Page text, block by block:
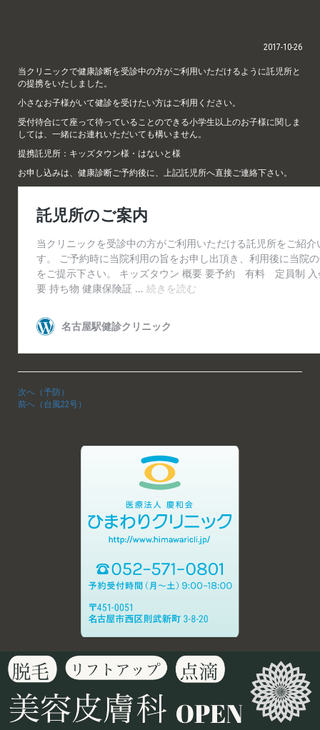
2017-10-26
当クリニックで健康診断を受診中の方がご利用いただけるように託児所と
の提携をいたしました。
小さなお子様がいて健診を受けたい方はご利用ください。
受付待合にて座って待っていることのできる小学生以上のお子様に関しま
しては、一緒にお連れいただいても構いません。
提携託児所：キッズタウン様・はないと様
お申し込みは、健康診断ご予約後に、上記託児所へ直接ご連絡下さい。
次へ（予防）
前へ（台風22号）